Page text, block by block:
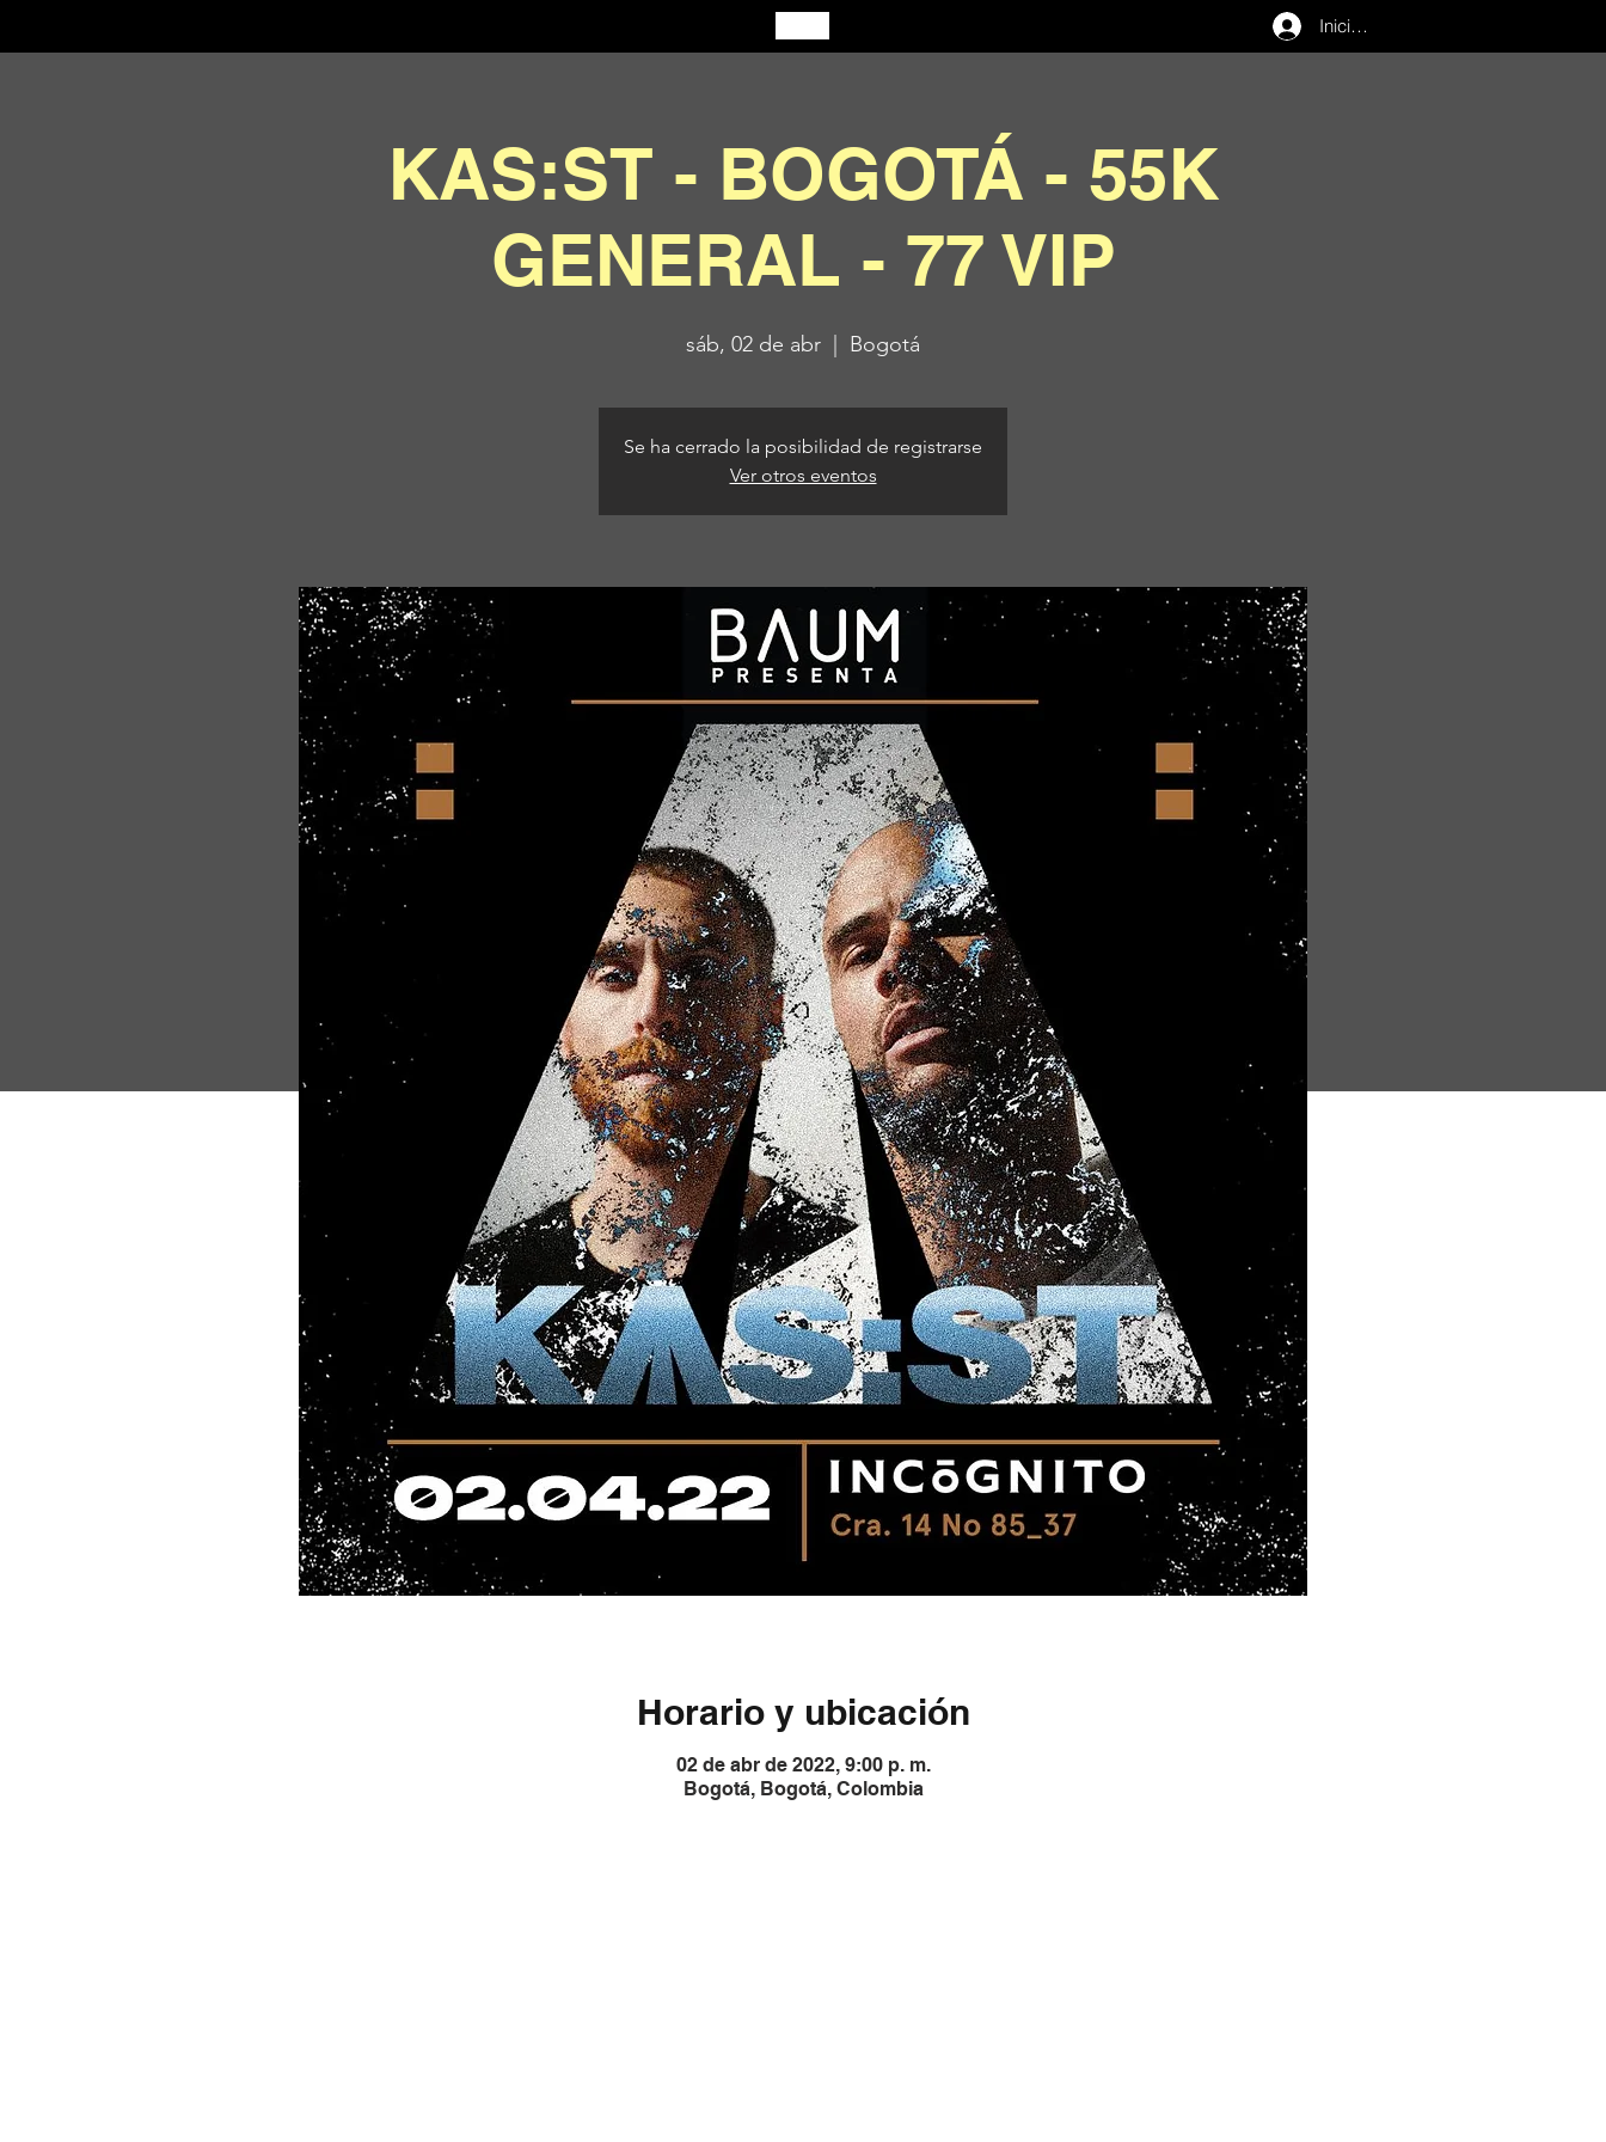
Iniciar sesión
KAS:ST - BOGOTÁ - 55K
GENERAL - 77 VIP
sáb, 02 de abr Bogotá
Se ha cerrado la posibilidad de registrarse
Ver otros eventos
Horario y ubicación
02 de abr de 2022, 9:00 p. m.
Bogotá, Bogotá, Colombia